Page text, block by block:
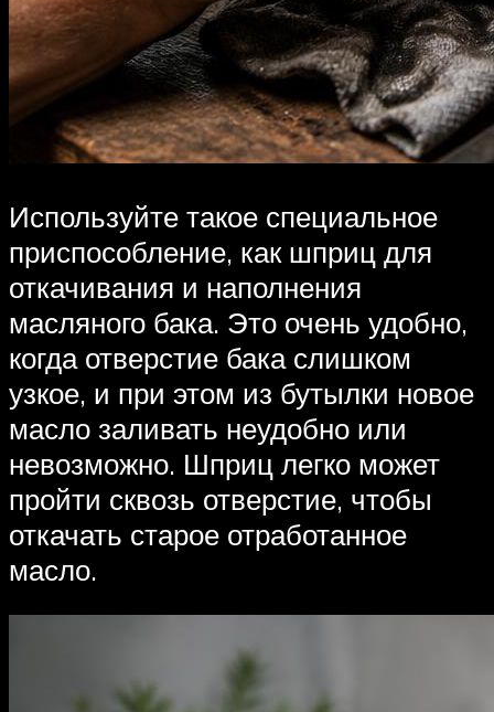
Используйте такое специальное
приспособление, как шприц для
откачивания и наполнения
масляного бака. Это очень удобно,
когда отверстие бака слишком
узкое, и при этом из бутылки новое
масло заливать неудобно или
невозможно. Шприц легко может
пройти сквозь отверстие, чтобы
откачать старое отработанное
масло.